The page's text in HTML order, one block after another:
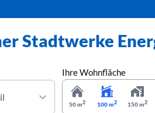
Stadtwerke
Ihre Wohnfläche
50 m2 100 m2 150 m2